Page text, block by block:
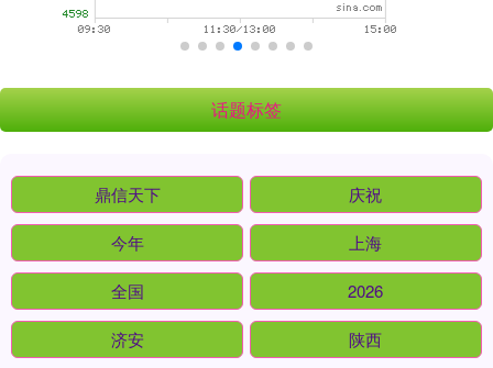
话题标签
鼎信天下 庆祝
今年 上海
全国 2026
济安 陕西